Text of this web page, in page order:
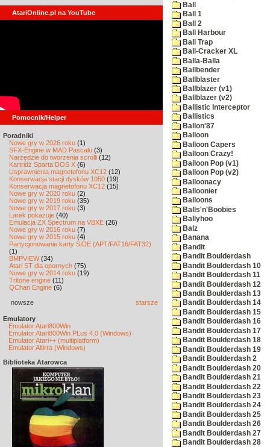
AtariOnline.pl na YouTube
Pomocnik/Helper
Poradniki
Nowe gry w 2026 roku (1)
SFX-Engine w MAD Pascalu (3)
Narzędzie do tworzenia scrolli (12)
Kartridż Sparta DOS X (6)
Usprawnienia magnetofonu XC12 (12)
Konserwacja stacji dysków 1050 (19)
Konserwacja magnetofonu XC12 (15)
Nowe gry w 2020 roku (2)
Nowe gry w 2019 roku (35)
Nowe gry w 2017 roku (3)
Larek pokazuje (40)
Emulacja ZX Spectrum na VBXE (26)
Nowe gry w 2016 roku (7)
Nowe gry w 2015 roku (4)
Partycjonowanie karty SIDE (APT/FAT16/FAT32)
(1)
BMPVIEW(34)
Atari ST dla opornych (75)
Nowe gry w 2014 roku (19)
Tritone engine (11)
QChan Engine (6)
nowsze starsze
Emulatory
Emulator Atari800Win
Emulator Atari800Win PLus 4.0 (Windows)
Emulator Atari++ (multiplatform)
Emulator Altirra (Windows)
Biblioteka Atarowca
Ball
Ball 1
Ball 2
Ball Harbour
Ball Trap
Ball-Cracker XL
Balla-Balla
Ballbender
Ballblaster
Ballblazer (v1)
Ballblazer (v2)
Ballistic Interceptor
Ballistics
Ballon'87
Balloon
Balloon Capers
Balloon Crazy!
Balloon Pop (v1)
Balloon Pop (v2)
Balloonacy
Balloonier
Balloons
Balls'n'Boobies
Ballyhoo
Balz
Banana
Bandit
Bandit Boulderdash
Bandit Boulderdash 10
Bandit Boulderdash 11
Bandit Boulderdash 12
Bandit Boulderdash 13
Bandit Boulderdash 14
Bandit Boulderdash 15
Bandit Boulderdash 16
Bandit Boulderdash 17
Bandit Boulderdash 18
Bandit Boulderdash 19
Bandit Boulderdash 2
Bandit Boulderdash 20
Bandit Boulderdash 21
Bandit Boulderdash 22
Bandit Boulderdash 23
Bandit Boulderdash 24
Bandit Boulderdash 25
Bandit Boulderdash 26
Bandit Boulderdash 27
Bandit Boulderdash 28